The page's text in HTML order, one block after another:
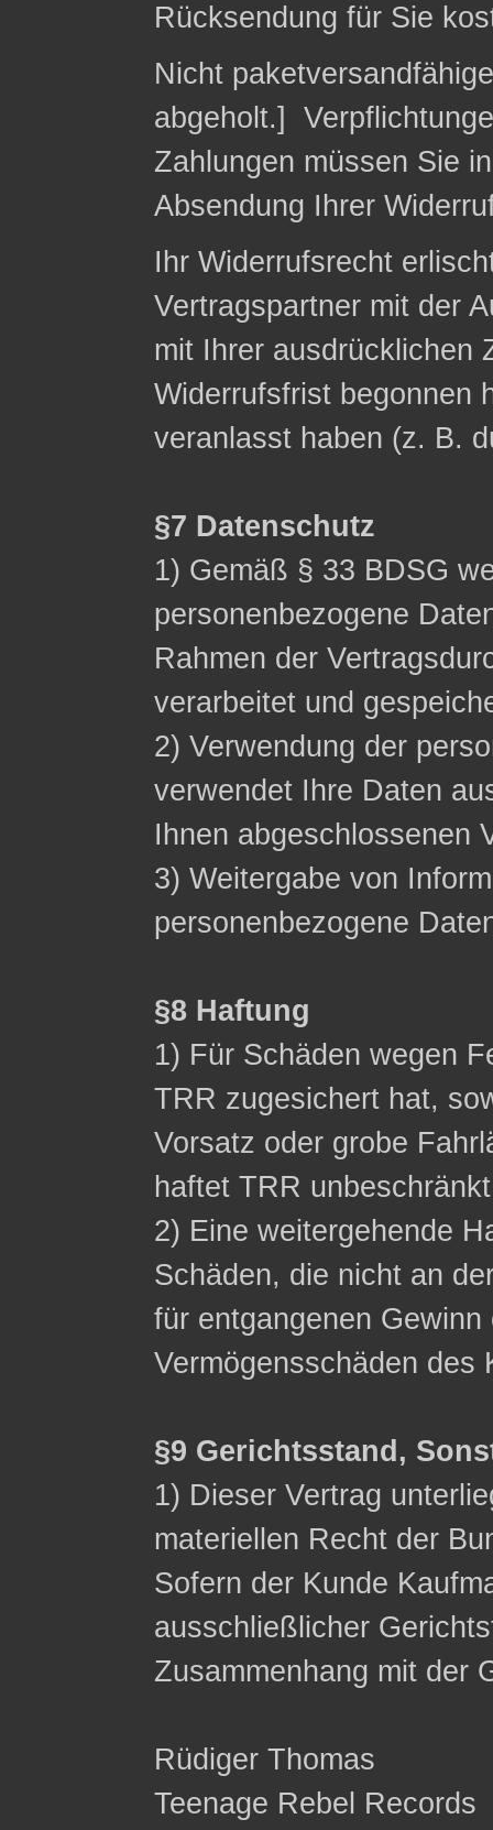
Rücksendung für Sie
Nicht
abgeholt.]
Zahlungen müssen Sie
Absendung Ihrer
Ihr Widerrufsrecht
Vertragspartner mit der
mit Ihrer ausdrücklichen
Widerrufsfrist begonnen
veranlasst haben (z. B.
§7 Datenschutz
1) Gemäß § 33 BDSG
personenbezogene
Rahmen der
verarbeitet und
2) Verwendung der
verwendet Ihre Daten
Ihnen abgeschlossenen
3) Weitergabe von
personenbezogene
§8 Haftung
1) Für Schäden wegen
TRR zugesichert hat,
Vorsatz oder grobe
haftet TRR
2) Eine weitergehende
Schäden, die nicht an
für entgangenen Gewinn
Vermögensschäden des
§9 Gerichtsstand,
1) Dieser Vertrag
materiellen Recht der
Sofern der Kunde
ausschließlicher
Zusammenhang mit der
Rüdiger Thomas
Teenage Rebel Records